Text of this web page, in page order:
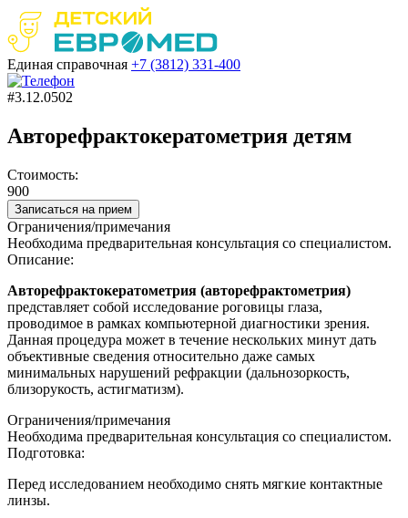
Единая справочная +7 (3812) 331-400
#3.12.0502
Авторефрактокератометрия детям
Стоимость:
900
Записаться на прием
Ограничения/примечания
Необходима предварительная консультация со специалистом.
Описание:
Авторефрактокератометрия (авторефрактометрия)
представляет собой исследование роговицы глаза,
проводимое в рамках компьютерной диагностики зрения.
Данная процедура может в течение нескольких минут дать
объективные сведения относительно даже самых
минимальных нарушений рефракции (дальнозоркость,
близорукость, астигматизм).
Ограничения/примечания
Необходима предварительная консультация со специалистом.
Подготовка:
Перед исследованием необходимо снять мягкие контактные
линзы.